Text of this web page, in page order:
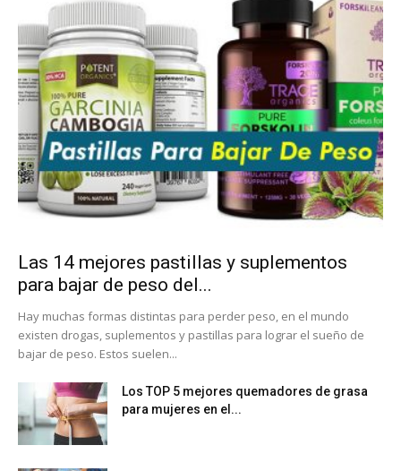
Las 14 mejores pastillas y suplementos
para bajar de peso del...
Hay muchas formas distintas para perder peso, en el mundo
existen drogas, suplementos y pastillas para lograr el sueño de
bajar de peso. Estos suelen...
Los TOP 5 mejores quemadores de grasa
para mujeres en el...